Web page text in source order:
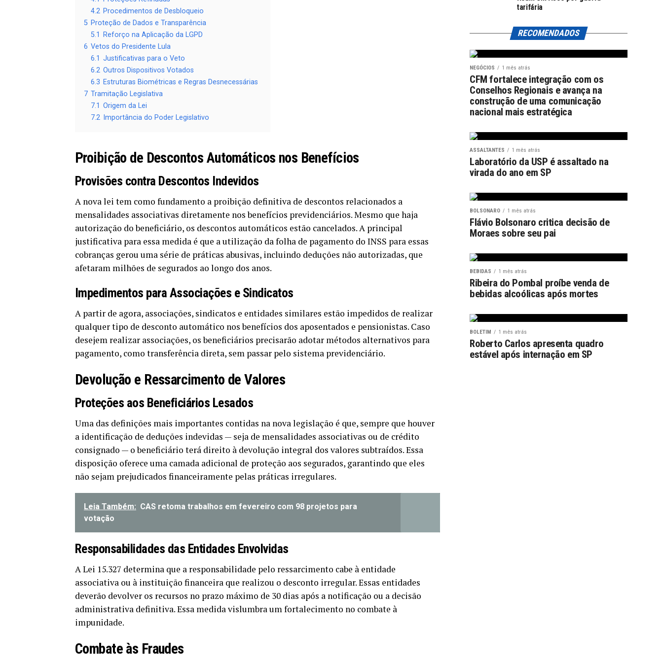
4.2 Procedimentos de Desbloqueio
5 Proteção de Dados e Transparência
5.1
Reforço na Aplicação da LGPD
6 Vetos do Presidente Lula
6.1 Justificativas para o Veto
6.2 Outros Dispositivos Votados
6.3 Estruturas Biométricas e Regras Desnecessárias
7 Tramitação Legislativa
7.1 Origem da Lei
7.2 Importância do Poder Legislativo
Proibição de Descontos Automáticos nos Benefícios
Provisões contra Descontos Indevidos
A nova lei tem como fundamento a proibição definitiva de descontos relacionados a
mensalidades associativas diretamente nos benefícios previdenciários. Mesmo que haja
autorização do beneficiário, os descontos automáticos estão cancelados. A principal
justificativa para essa medida é que a utilização da folha de pagamento do INSS para essas
cobranças gerou uma série de práticas abusivas, incluindo deduções não autorizadas, que
afetaram milhões de segurados ao longo dos anos.
Impedimentos para Associações e Sindicatos
A partir de agora, associações, sindicatos e entidades similares estão impedidos de realizar
qualquer tipo de desconto automático nos benefícios dos aposentados e pensionistas. Caso
desejem realizar associações, os beneficiários precisarão adotar métodos alternativos para
pagamento, como transferência direta, sem passar pelo sistema previdenciário.
Devolução e Ressarcimento de Valores
Proteções aos Beneficiários Lesados
Uma das definições mais importantes contidas na nova legislação é que, sempre que houver
a identificação de deduções indevidas — seja de mensalidades associativas ou de crédito
consignado — o beneficiário terá direito à devolução integral dos valores subtraídos. Essa
disposição oferece uma camada adicional de proteção aos segurados, garantindo que eles
não sejam prejudicados financeiramente pelas práticas irregulares.
Leia Também: CAS retoma trabalhos em fevereiro com 98 projetos para
votação
Responsabilidades das Entidades Envolvidas
A Lei 15.327 determina que a responsabilidade pelo ressarcimento cabe à entidade
associativa ou à instituição financeira que realizou o desconto irregular. Essas entidades
deverão devolver os recursos no prazo máximo de 30 dias após a notificação ou a decisão
administrativa definitiva. Essa medida vislumbra um fortalecimento no combate à
impunidade.
Combate às Fraudes
tarifária
RECOMENDADOS
NEGÓCIOS 1 mês atrás
CFM fortalece integração com os
Conselhos Regionais e avança na
construção de uma comunicação
nacional mais estratégica
ASSALTANTES 1 mês atrás
Laboratório da USP é assaltado na
virada do ano em SP
BOLSONARO 1 mês atrás
Flávio Bolsonaro critica decisão de
Moraes sobre seu pai
BEBIDAS 1 mês atrás
Ribeira do Pombal proíbe venda de
bebidas alcoólicas após mortes
BOLETIM 1 mês atrás
Roberto Carlos apresenta quadro
estável após internação em SP